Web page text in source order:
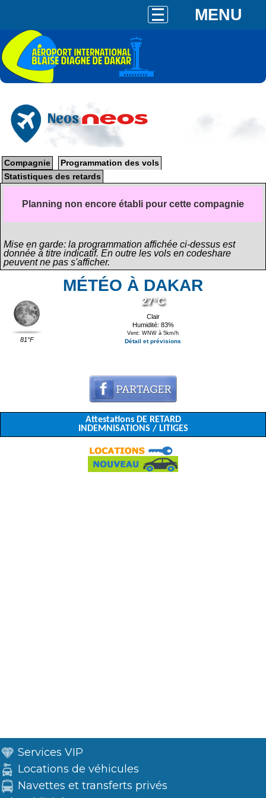
MENU
Neos
Compagnie
Programmation des vols
Statistiques des retards
Planning non encore établi pour cette compagnie
Mise en garde: la programmation affichée ci-dessus est
donnée à titre indicatif. En outre les vols en codeshare
peuvent ne pas s'afficher.
MÉTÉO À DAKAR
81°F
27°C
Clair
Humidité: 83%
Vent: WNW à 5km/h
Détail et prévisions
Attestations DE RETARD
INDEMNISATIONS / LITIGES
Services VIP
Locations de véhicules
Navettes et transferts privés